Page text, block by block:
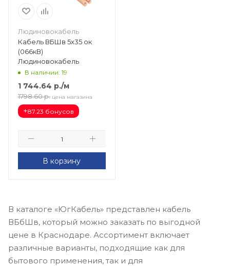
Людиновокабель
Кабель ВБШв 5х35 ок
(066кВ)
Людиновокабель
В наличии: 19
1 744.64 р./м
1798.60 р. цена магазина
+87.23 бонусов
В корзину
В каталоге «ЮгКабель» представлен кабель
ВБбШв, который можно заказать по выгодной
цене в Краснодаре. Ассортимент включает
различные варианты, подходящие как для
бытового применения, так и для